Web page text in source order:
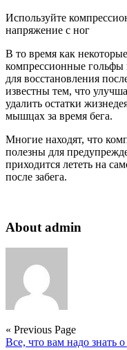
Используйте
напряжение с ног
В то время как
компрессионные гольфы
для восстановления
известны тем, что
удалить остатки
мышцах за время бега.
Многие находят, что
полезны для
приходится лететь на
после забега.
About admin
« Previous Page
Все, что вам надо знать